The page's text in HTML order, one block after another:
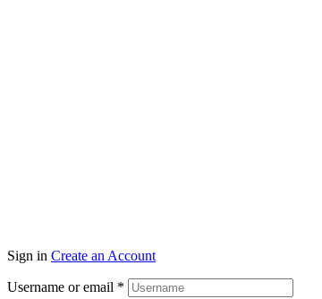
Sign in Create an Account
Username or email *